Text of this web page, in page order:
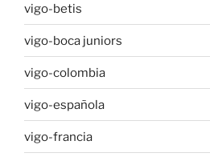
vigo-betis
vigo-boca juniors
vigo-colombia
vigo-española
vigo-francia